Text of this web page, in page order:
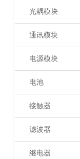
光耦模块
通讯模块
电源模块
电池
接触器
滤波器
继电器